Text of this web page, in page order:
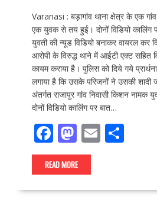
Varanasi : बड़ागांव थाना क्षेत्र के एक गांव
एक युवक से तय हुई। दोनों विडियो
युवती की न्यूड विडियो बनाकर वायरल कर
आरोपी के विरुद्ध थाने में आईटी एक्ट सहित
कायम कराया है। पुलिस को दिये गये
लगाया है कि उसके परिजनों ने उसकी शादी
अंतर्गत राजापुर गांव निवासी किशन
दोनों विडियो कालिंग पर बात…
F
ac
e
b
M
as
to
d
E
l
S
e
READ MORE